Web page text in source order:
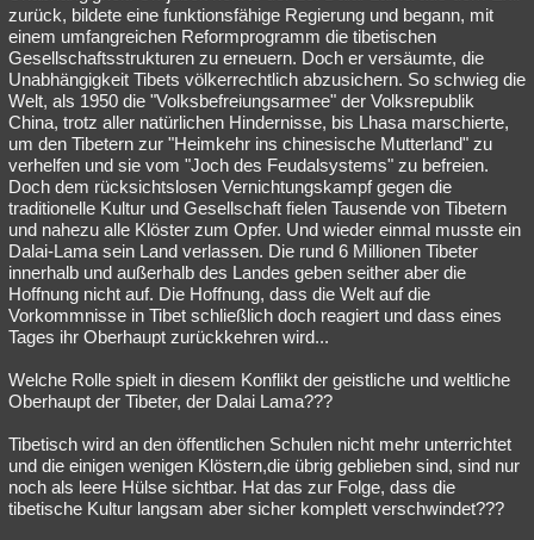
Astronomie Helpdesk Gruppen Gaming Filme
Musik Clash Verbesserungen Allmystery English
Übersichten
Besucht Teilgenommen Alle Neue Geschlossen
Lesenswert Schlüsselwörter
zurück, bildete eine funktionsfähige Regierung und begann, mit
einem umfangreichen Reformprogramm die tibetischen
Gesellschaftsstrukturen zu erneuern. Doch er versäumte, die
Unabhängigkeit Tibets völkerrechtlich abzusichern. So schwieg die
Welt, als 1950 die "Volksbefreiungsarmee" der Volksrepublik
China, trotz aller natürlichen Hindernisse, bis Lhasa marschierte,
um den Tibetern zur "Heimkehr ins chinesische Mutterland" zu
verhelfen und sie vom "Joch des Feudalsystems" zu befreien.
Doch dem rücksichtslosen Vernichtungskampf gegen die
traditionelle Kultur und Gesellschaft fielen Tausende von Tibetern
und nahezu alle Klöster zum Opfer. Und wieder einmal musste ein
Dalai-Lama sein Land verlassen. Die rund 6 Millionen Tibeter
innerhalb und außerhalb des Landes geben seither aber die
Hoffnung nicht auf. Die Hoffnung, dass die Welt auf die
Vorkommnisse in Tibet schließlich doch reagiert und dass eines
Tages ihr Oberhaupt zurückkehren wird...
Welche Rolle spielt in diesem Konflikt der geistliche und weltliche
Oberhaupt der Tibeter, der Dalai Lama???
Tibetisch wird an den öffentlichen Schulen nicht mehr unterrichtet
und die einigen wenigen Klöstern,die übrig geblieben sind, sind nur
noch als leere Hülse sichtbar. Hat das zur Folge, dass die
tibetische Kultur langsam aber sicher komplett verschwindet???